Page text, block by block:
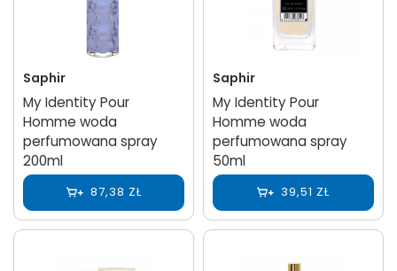
Saphir
My Identity Pour
Homme woda
perfumowana spray
200ml
87,38 ZŁ
Saphir
My Identity Pour
Homme woda
perfumowana spray
50ml
39,51 ZŁ